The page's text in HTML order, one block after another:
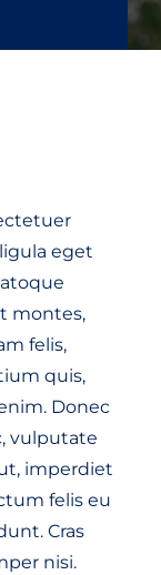
eget
montes,
felis,
quis,
Donec
vulputate
imperdiet
felis eu
Cras
nisi.